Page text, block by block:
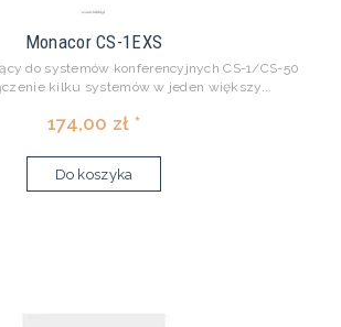
Monacor CS-1EXS
do systemów konferencyjnych CS-1/CS-50
kilku systemów w jeden większy...
174,00 zł *
Do koszyka